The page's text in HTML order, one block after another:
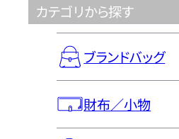
カテゴリから探す
ブランドバッグ
財布／小物